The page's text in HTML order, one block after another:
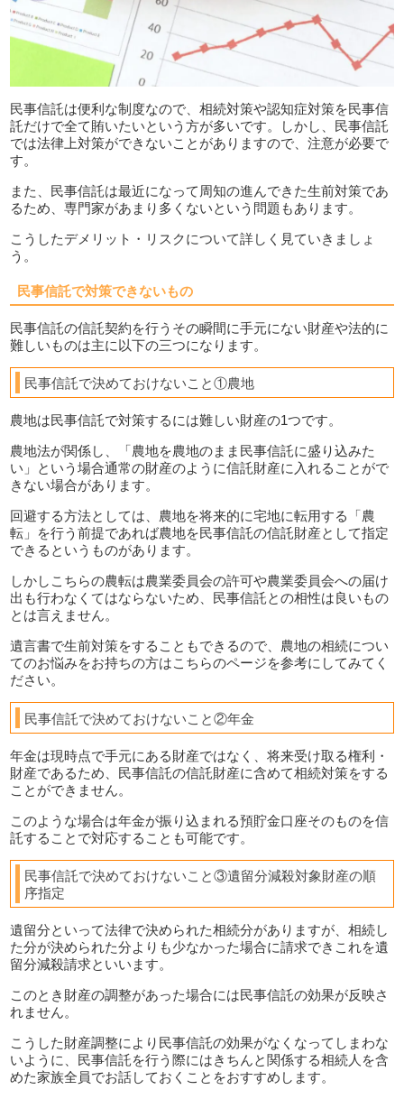
民事信託は便利な制度なので、相続対策や認知症対策を民事信
託だけで全て賄いたいという方が多いです。しかし、民事信託
では法律上対策ができないことがありますので、注意が必要で
す。
また、民事信託は最近になって周知の進んできた生前対策であ
るため、専門家があまり多くないという問題もあります。
こうしたデメリット・リスクについて詳しく見ていきましょ
う。
民事信託で対策できないもの
民事信託の信託契約を行うその瞬間に手元にない財産や法的に
難しいものは主に以下の三つになります。
民事信託で決めておけないこと①農地
農地は民事信託で対策するには難しい財産の1つです。
農地法が関係し、「農地を農地のまま民事信託に盛り込みた
い」という場合通常の財産のように信託財産に入れることがで
きない場合があります。
回避する方法としては、農地を将来的に宅地に転用する「農
転」を行う前提であれば農地を民事信託の信託財産として指定
できるというものがあります。
しかしこちらの農転は農業委員会の許可や農業委員会への届け
出も行わなくてはならないため、民事信託との相性は良いもの
とは言えません。
遺言書で生前対策をすることもできるので、農地の相続につい
てのお悩みをお持ちの方はこちらのページを参考にしてみてく
ださい。
民事信託で決めておけないこと②年金
年金は現時点で手元にある財産ではなく、将来受け取る権利・
財産であるため、民事信託の信託財産に含めて相続対策をする
ことができません。
このような場合は年金が振り込まれる預貯金口座そのものを信
託することで対応することも可能です。
民事信託で決めておけないこと③遺留分減殺対象財産の順
序指定
遺留分といって法律で決められた相続分がありますが、相続し
た分が決められた分よりも少なかった場合に請求できこれを遺
留分減殺請求といいます。
このとき財産の調整があった場合には民事信託の効果が反映さ
れません。
こうした財産調整により民事信託の効果がなくなってしまわな
いように、民事信託を行う際にはきちんと関係する相続人を含
めた家族全員でお話しておくことをおすすめします。